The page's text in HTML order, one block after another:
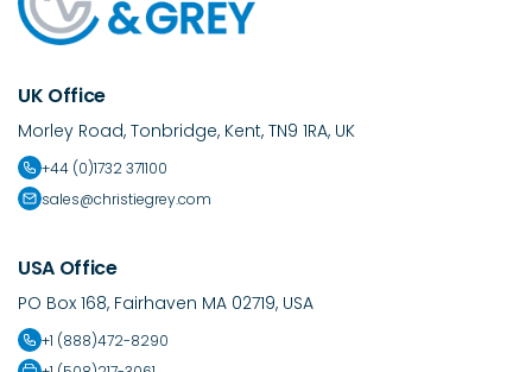
UK Office
Morley Road, Tonbridge, Kent, TN9 1RA, UK
+44 (0)1732 371100
sales@christiegrey.com
USA Office
PO Box 168, Fairhaven MA 02719, USA
+1 (888)472-8290